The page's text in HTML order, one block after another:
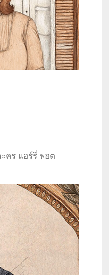
คร แฮร์รี่ พอต